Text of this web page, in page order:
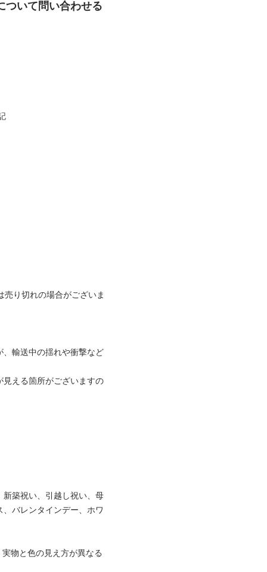
ついて問い合わせる
り切れの場合がございま
輸送中の揺れや衝撃など
える箇所がございますの
築祝い、引越し祝い、母
バレンタインデー、ホワ
物と色の見え方が異なる